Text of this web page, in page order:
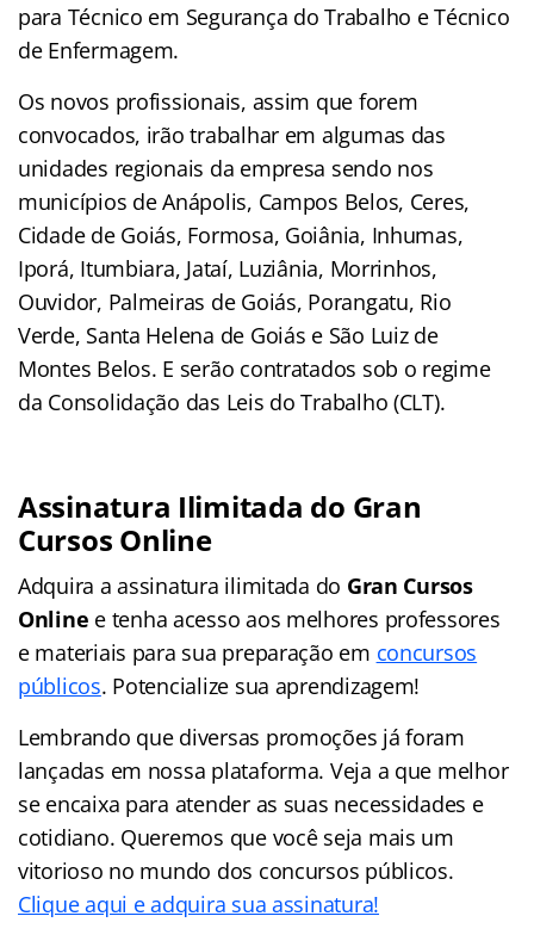
para Técnico em Segurança do Trabalho e Técnico
de Enfermagem.
Os novos profissionais, assim que forem
convocados, irão trabalhar em algumas das
unidades regionais da empresa sendo nos
municípios de Anápolis, Campos Belos, Ceres,
Cidade de Goiás, Formosa, Goiânia, Inhumas,
Iporá, Itumbiara, Jataí, Luziânia, Morrinhos,
Ouvidor, Palmeiras de Goiás, Porangatu, Rio
Verde, Santa Helena de Goiás e São Luiz de
Montes Belos. E serão contratados sob o regime
da Consolidação das Leis do Trabalho (CLT).
Assinatura Ilimitada do Gran
Cursos Online
Adquira a assinatura ilimitada do Gran Cursos
Online e tenha acesso aos melhores professores
e materiais para sua preparação em concursos
públicos. Potencialize sua aprendizagem!
Lembrando que diversas promoções já foram
lançadas em nossa plataforma. Veja a que melhor
se encaixa para atender as suas necessidades e
cotidiano. Queremos que você seja mais um
vitorioso no mundo dos concursos públicos.
Clique aqui e adquira sua assinatura!